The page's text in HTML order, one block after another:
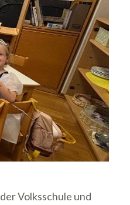
der Volksschule und